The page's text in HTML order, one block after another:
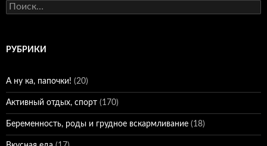
Найти:
РУБРИКИ
А ну ка, папочки! (20)
Активный отдых, спорт (170)
Беременность, роды и грудное вскармливание (18)